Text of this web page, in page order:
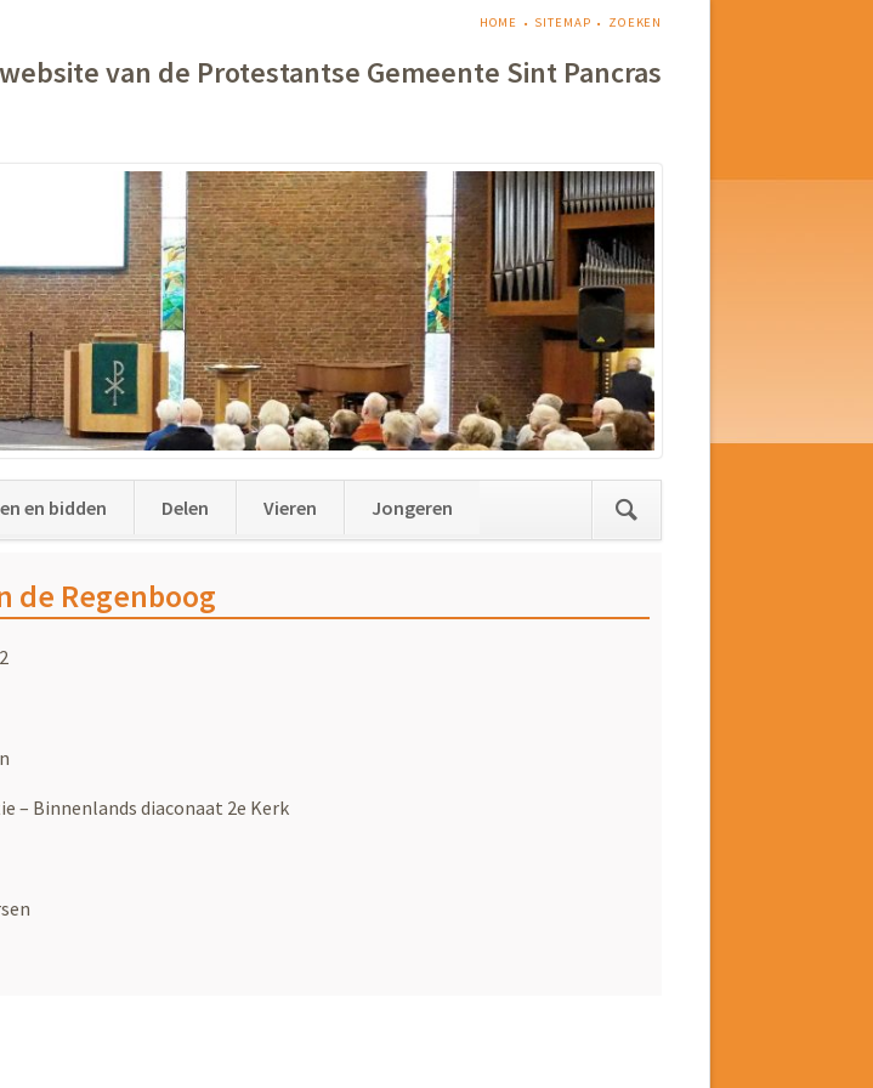
NAVIGATIE
HOME SITEMAP ZOEKEN
van de Protestantse Gemeente Sint Pancras
en bidden Delen Vieren
Jongeren
de Regenboog
– Binnenlands diaconaat 2e Kerk